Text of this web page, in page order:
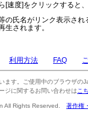
[速度]をクリックすると
の氏名がリンク表示さ
生されます。
利用方法 FAQ
ます。ご使用中のブラウザの
ジに関するお問い合わせは こ
All Rights Reserved. 著作権